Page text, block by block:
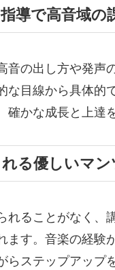
導で高音域の
音の出し方や発声
な目線から具体的
かな成長と上達
る優しいマン
れることがなく、
ます。音楽の経験
ステップアップ